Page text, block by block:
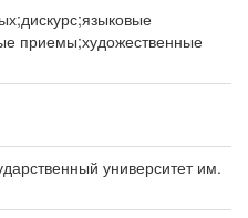
приемы;художественные
университет им.